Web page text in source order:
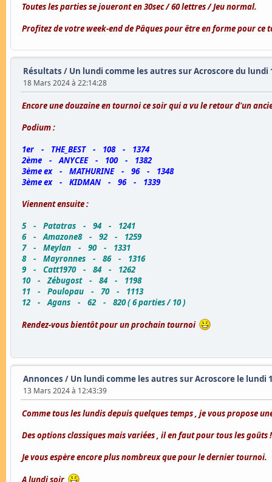
Toutes les parties se joueront en 30sec / 60 lettres / Jeu normal.
Profitez de votre week-end de Pâques pour être en forme pour ce
Résultats / Un lundi comme les autres sur Acroscore du lundi
18 Mars 2024 à 22:14:28
Encore une douzaine en tournoi ce soir qui a vu le retour d'un
Podium :
1er - THE_BEST - 108 - 1374
2ème - ANYCEE - 100 - 1382
3ème ex - MATHURINE - 96 - 1348
3ème ex - KIDMAN - 96 - 1339
Viennent ensuite :
5 - Patatras - 94 - 1241
6 - Amazone8 - 92 - 1259
7 - Meylan - 90 - 1331
8 - Mayronnes - 86 - 1316
9 - Catt1970 - 84 - 1262
10 - Zébugost - 84 - 1198
11 - Poulopau - 70 - 1113
12 - Agans - 62 - 820 ( 6 parties / 10 )
Rendez-vous bientôt pour un prochain tournoi
Annonces / Un lundi comme les autres sur Acroscore le lundi
13 Mars 2024 à 12:43:39
Comme tous les lundis depuis quelques temps , je vous propose
Des options classiques mais variées , il en faut pour tous les goûts !
Je vous espère encore plus nombreux que pour le dernier tournoi.
A lundi soir